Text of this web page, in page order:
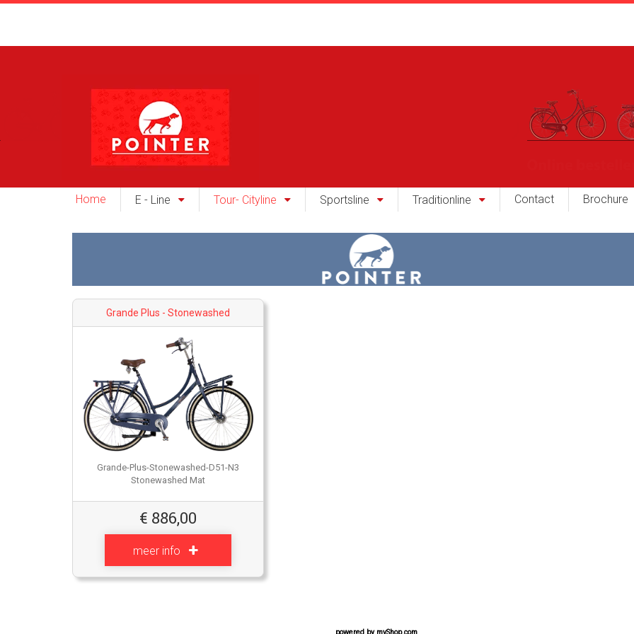
Home E - Line Tour- Cityline Sportsline Traditionline Contact Brochure
Grande Plus - Stonewashed
Grande-Plus-Stonewashed-D51-N3
Stonewashed Mat
€ 886,00
meer info